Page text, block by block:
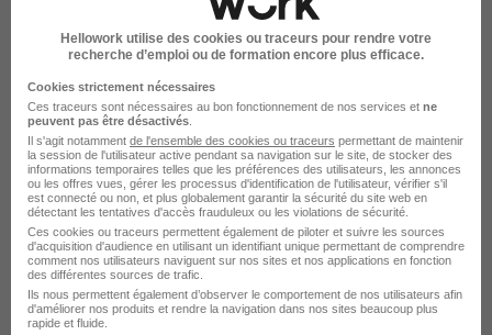
Safran Responsable prévention sécurité
Safran Préventeur
Safran Ingénieur sûreté
Safran Responsable d'essais
Safran Responsable de la sûreté
Voir plus
Postuler chez Safran par Métier
Hellowork utilise des cookies ou traceurs pour rendre votre
recherche d’emploi ou de formation encore plus efficace.
Cookies strictement nécessaires
Ces traceurs sont nécessaires au bon fonctionnement de nos services et ne
peuvent pas être désactivés
Il s'agit notamment de l'ensemble des cookies ou traceurs permettant de maintenir
la session de l'utilisateur active pendant sa navigation sur le site, de stocker des
informations temporaires telles que les préférences des utilisateurs, les annonces
ou les offres vues, gérer les processus d'identification de l'utilisateur, vérifier s'il
est connecté ou non, et plus globalement garantir la sécurité du site web en
détectant les tentatives d'accès frauduleux ou les violations de sécurité.
Ces cookies ou traceurs permettent également de piloter et suivre les sources
d'acquisition d'audience en utilisant un identifiant unique permettant de comprendre
comment nos utilisateurs naviguent sur nos sites et nos applications en fonction
des différentes sources de trafic.
Ils nous permettent également d’observer le comportement de nos utilisateurs afin
d'améliorer nos produits et rendre la navigation dans nos sites beaucoup plus
rapide et fluide.